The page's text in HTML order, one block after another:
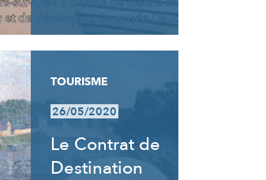
TOURISME
26/05/2020
Le Contrat de
Destination